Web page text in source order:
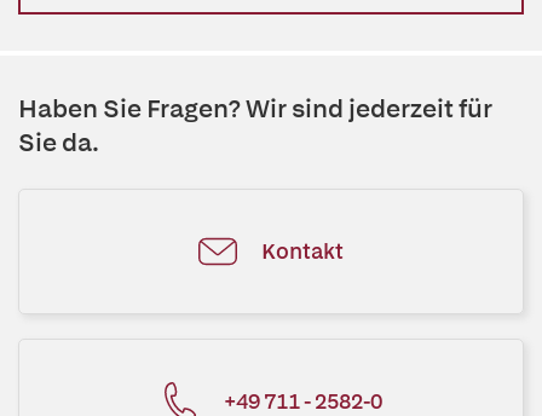
Haben Sie Fragen? Wir sind jederzeit für
Sie da.
Kontakt
+49 711 - 2582-0